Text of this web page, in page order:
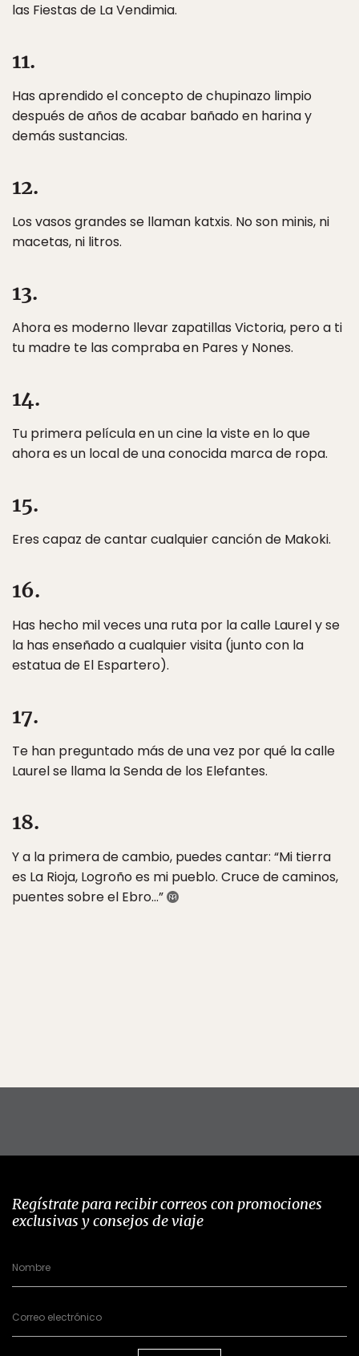
las Fiestas de La Vendimia.
11.
Has aprendido el concepto de chupinazo limpio
después de años de acabar bañado en harina y
demás sustancias.
12.
Los vasos grandes se llaman katxis. No son minis, ni
macetas, ni litros.
13.
Ahora es moderno llevar zapatillas Victoria, pero a ti
tu madre te las compraba en Pares y Nones.
14.
Tu primera película en un cine la viste en lo que
ahora es un local de una conocida marca de ropa.
15.
Eres capaz de cantar cualquier canción de Makoki.
16.
Has hecho mil veces una ruta por la calle Laurel y se
la has enseñado a cualquier visita (junto con la
estatua de El Espartero).
17.
Te han preguntado más de una vez por qué la calle
Laurel se llama la Senda de los Elefantes.
18.
Y a la primera de cambio, puedes cantar: “Mi tierra
es La Rioja, Logroño es mi pueblo. Cruce de caminos,
puentes sobre el Ebro…”
Regístrate para recibir correos con promociones
exclusivas y consejos de viaje